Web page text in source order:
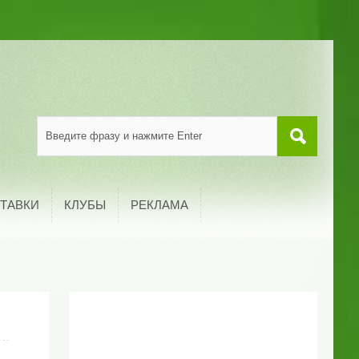
КЛУБЫ РЕКЛАМА